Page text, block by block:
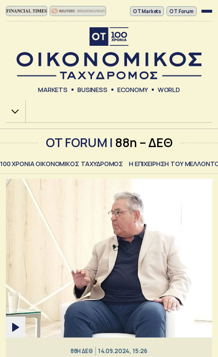
ΟΤ Markets OT Forum
MARKETS BUSINESS ECONOMY WORLD
Χ.Α.
OT FORUM | 88η – ΔΕΘ
100 ΧΡΟΝΙΑ ΟΙΚΟΝΟΜΙΚΟΣ ΤΑΧΥΔΡΟΜΟΣ Η ΕΠΙΧΕΙΡΗΣΗ ΤΟΥ
88Η ΔΕΘ 14.09.2024, 15:26